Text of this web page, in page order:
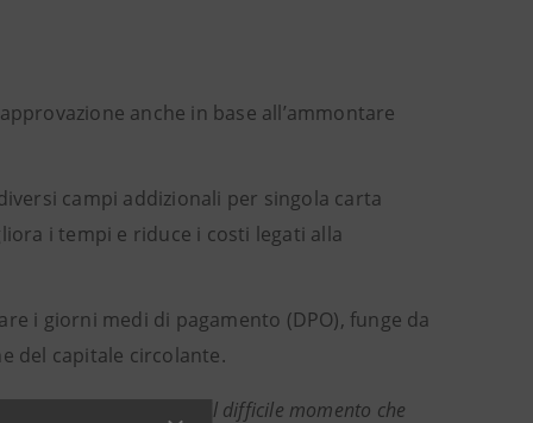
anche in base all’ammontare
campi addizionali per singola carta
i tempi e riduce i costi legati alla
i giorni medi di pagamento (DPO), funge da
del capitale circolante.
aziende per superare il difficile momento che